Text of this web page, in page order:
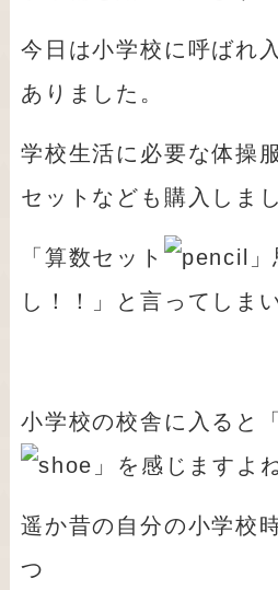
今日は小学校に呼ばれ
ありました。
学校生活に必要な体操
セットなども購入しま
「算数セット
し！！」と言ってしま
小学校の校舎に入ると
」を感じますよ
遥か昔の自分の小学校
つ